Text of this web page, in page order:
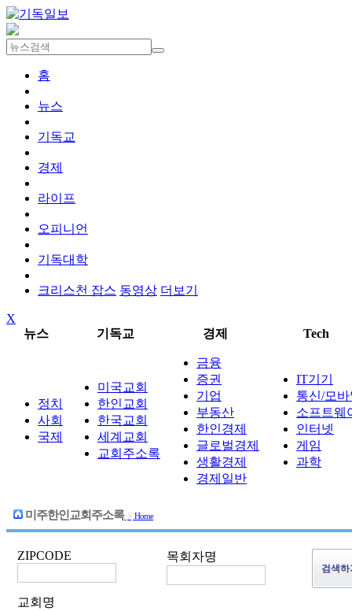
홈
뉴스
기독교
경제
라이프
오피니언
기독대학
크리스천 잡스 동영상 더보기
X
뉴스
기독교 경제 Tech
정치
사회
국제
미국교회
한인교회
한국교회
세계교회
교회주소록
금융
증권
기업
부동산
한인경제
글로벌경제
생활경제
경제일반
IT기기
통신/모
소프트웨
인터넷
게임
과학
미주한인교회주소록 > Home
ZIPCODE 목회자명
교회명